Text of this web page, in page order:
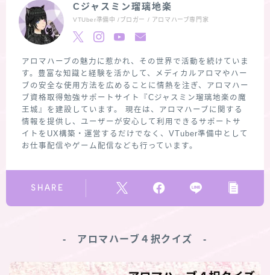
Cジャスミン瑠璃地楽
VTUber準備中 /ブロガー / アロマハーブ専門家
アロマハーブの魅力に惹かれ、その世界で活動を続けていま
す。豊富な知識と経験を活かして、メディカルアロマやハー
ブの安全な使用方法を広めることに情熱を注ぎ、アロマハー
ブ資格取得勉強サポートサイト『Cジャスミン瑠璃地楽の魔
王城』を建設しています。 現在は、アロマハーブに関する
情報を提供し、ユーザーが安心して利用できるサポートサ
イトをUX構築・運営するだけでなく、VTuber準備中として
お仕事配信やゲーム配信なども行っています。
SHARE
‐ アロマハーブ４択クイズ ‐